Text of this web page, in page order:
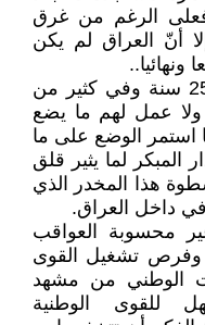
فعلى الرغم من غرق
أنّ العراق لم يكن
إن ثلثي الشعب من أعمار تحت 25 سنة وفي كثير من
ولا عمل لهم ما يضع
استمر الوضع على ما
المبكر لما يثير قلق
هذا المخدر الذي
داخل العراق.
محسوبة العواقب
وفرص تشغيل القوى
الوطني من مشهد
للقوى الوطنية